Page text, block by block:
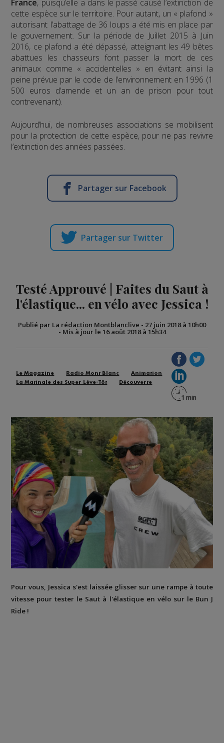
France, puisqu’elle a dans le passé causé l’extinction de
cette espèce sur le territoire. Pour autant, un « plafond »
autorisant l’abattage de 36 loups a été mis en place par
le gouvernement. Sur la période de Juillet 2015 à Juin
2016, ce plafond a été dépassé, atteignant les 49 bêtes
abattues les chasseurs font passer la mort de ces
animaux comme « accidentelles » en évitant ainsi la
peine prévue par le code de l’environnement en 1996 (1
500 euros d’amende et un an de prison pour tout
contrevenant).
Aujourd’hui, de nombreuses associations se mobilisent
pour la protection de cette espèce, pour ne pas revivre
l’extinction des années passées.
Partager sur Facebook
Partager sur Twitter
Testé Approuvé | Faites du Saut à
l'élastique... en vélo avec Jessica !
Publié par La rédaction Montblanclive - 27 juin 2018 à 10h00
- Mis à jour le 16 août 2018 à 15h34
Le Magazine Radio Mont Blanc
Animation
La Matinale des Super Lève-Tôt
Découverte
Pour vous, Jessica s'est laissée glisser sur une rampe à toute
vitesse pour tester le Saut à l'élastique en vélo sur le Bun J
Ride !